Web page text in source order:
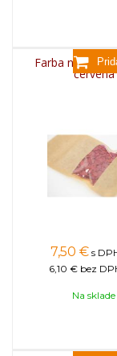
Farba na
červená
7,50 € s
6,10 € bez
Na sklade